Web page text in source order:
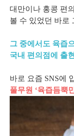
대만이나 홍콩 편
볼 수 있었던 바로
그 중에서도 육즙
국내 편의점에 출
바로 요즘 SNS에
풀무원 ‘육즙듬뿍